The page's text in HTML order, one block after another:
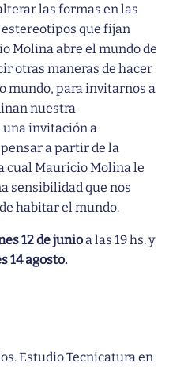
las formas en las
que fijan
Molina abre el mundo de
otras maneras de hacer
mundo, para invitarnos a
nuestra
una invitación a
a partir de la
cual Mauricio Molina le
sensibilidad que nos
habitar el mundo.
12 de junioa las 19 hs. y
14 agosto.
Estudio Tecnicatura en